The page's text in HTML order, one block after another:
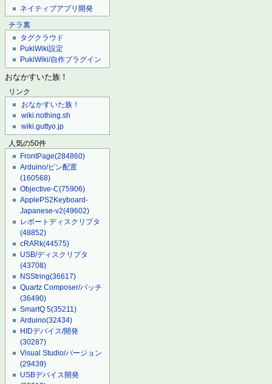
ネイティブアプリ開発
チラ裏
タグクラウド
PukiWiki設定
PukiWiki/自作プラグイン
おなかすいた族！
リンク
おなかすいた族！
wiki.nothing.sh
wiki.guttyo.jp
人気の50件
FrontPage(284860)
Arduino/ピン配置
(160568)
Objective-C(75906)
ApplePS2Keyboard-
Japanese-v2(49602)
レポートディスクリプタ
(48852)
cRARk(44575)
USB/ディスクリプタ
(43708)
NSString(36617)
Quartz Composer/パッチ
(36490)
SmartQ 5(35211)
Arduino(32434)
HIDデバイス/開発
(30287)
Visual Studio/バージョン
(29439)
USBデバイス開発